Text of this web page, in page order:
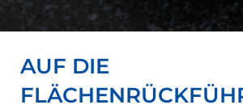
KONTAKT
AUF DIE